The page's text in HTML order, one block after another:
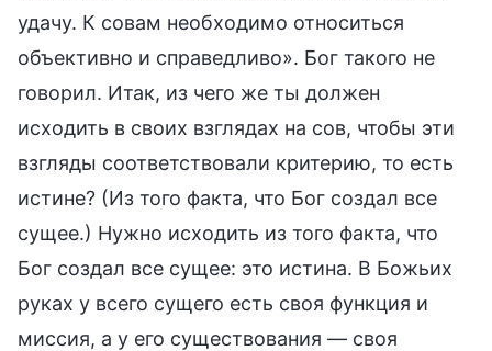
удачу. К совам необходимо относиться
объективно и справедливо». Бог такого не
говорил. Итак, из чего же ты должен
исходить в своих взглядах на сов, чтобы эти
взгляды соответствовали критерию, то есть
истине? (Из того факта, что Бог создал все
сущее.) Нужно исходить из того факта, что
Бог создал все сущее: это истина. В Божьих
руках у всего сущего есть своя функция и
миссия, а у его существования — своя